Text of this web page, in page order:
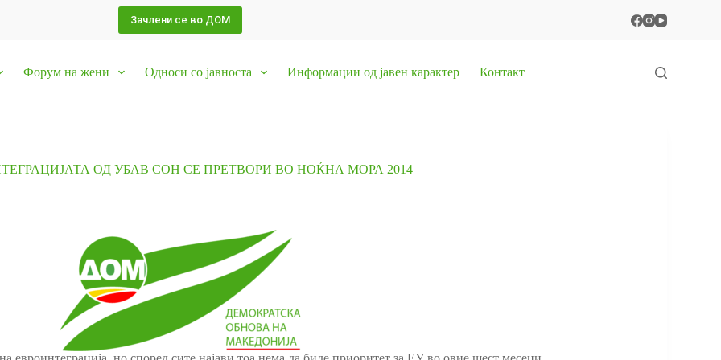
Зачлени се во ДОМ
Форум на жени Односи со јавноста Информации од јавен карактер Контакт
ОД УБАВ СОН СЕ ПРЕТВОРИ ВО НОЌНА МОРА 2014